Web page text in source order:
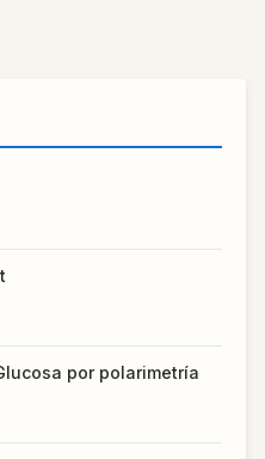
por polarimetría